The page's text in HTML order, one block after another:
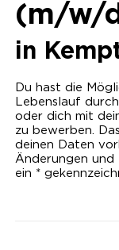
(m/w/
in
Du hast die
Lebenslauf
oder dich mit
zu bewerben.
deinen Daten
Änderungen und
ein *